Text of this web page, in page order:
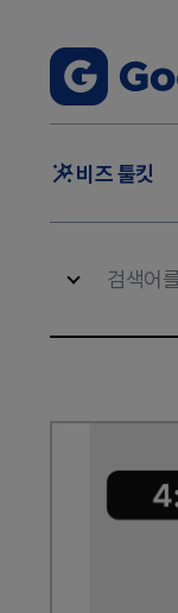
주
뉴
비즈 툴킷